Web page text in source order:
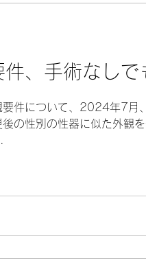
、手術なしで
要件について、2024年7月
の性別の性器に似た外観